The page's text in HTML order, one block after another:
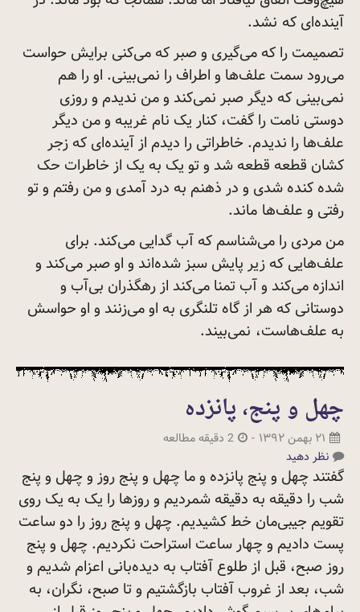
آینده‌ای که نشد.
تصمیمت را که می‌گیری و صبر که می‌کنی برایش حواست
می‌رود سمت علف‌ها و اطراف را نمی‌بینی. او را هم
نمی‌بینی که دیگر صبر نمی‌کند و من ندیدم و روزی
دوستی نامت را گفت، کنار یک نام غریبه و من دیگر
علف‌ها را ندیدم. خاطراتی را دیدم از آینده‌ای که زجر
کشان قطعه قطعه شد و تو یک به یک از خاطرات حک
شده کنده شدی و در ذهنم به درد آمدی و من رفتم و تو
رفتی و علف‌ها ماند.
من مردی را می‌شناسم که آب گدایی می‌کند. برای
علف‌هایی که زیر پایش سبز شده‌اند و او صبر می‌کند و
اندازه می‌کند و آب تمنا می‌کند از رهگذران بی‌آب و
دوستانی که هر از گاه تلنگری به او می‌زنند و او حواسش
به علف‌هاست، نمی‌بیند.
چهل و پنج، پانزده
۲۱ بهمن ۱۳۹۲ -
2 دقیقه مطالعه
نظر دهید
گفتند چهل و پنج پانزده و ما چهل و پنج روز و چهل و پنج
شب را دقیقه به دقیقه شمردیم و روزها را یک به یک روی
تقویم جیبی‌مان خط کشیدیم. چهل و پنج روز را دو ساعت
پست دادیم و چهار ساعت استراحت نکردیم. چهل و پنج
روز صبح، قبل از طلوع آفتاب به دیده‌بانی اعزام شدیم و
شب، بعد از غروب آفتاب بازگشتیم و تا صبح، نگران، به